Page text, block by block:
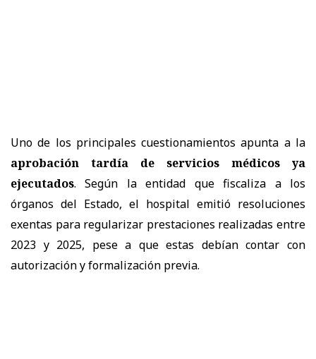
Uno de los principales cuestionamientos apunta a la
aprobación tardía de servicios médicos ya
ejecutados. Según la entidad que fiscaliza a los
órganos del Estado, el hospital emitió resoluciones
exentas para regularizar prestaciones realizadas entre
2023 y 2025, pese a que estas debían contar con
autorización y formalización previa.